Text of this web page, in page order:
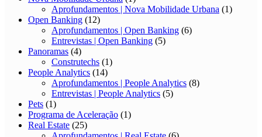
Aprofundamentos | Nova Mobilidade Urbana (1)
Open Banking (12)
Aprofundamentos | Open Banking (6)
Entrevistas | Open Banking (5)
Panoramas (4)
Construtechs (1)
People Analytics (14)
Aprofundamentos | People Analytics (8)
Entrevistas | People Analytics (5)
Pets (1)
Programa de Aceleração (1)
Real Estate (25)